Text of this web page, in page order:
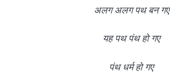
अलग अलग पथ बन गए
यह पथ पंथ हो गए
पंथ धर्म हो गए